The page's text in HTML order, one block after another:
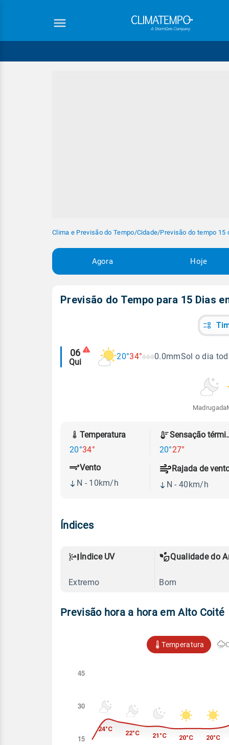
Clima e Previsão do Tempo/Cidade/Previsão do tempo 15
Agora Hoje
Previsão do Tempo para 15 Dias
Alertas
meteorológicos
06
Qui
20°34° 0.0mmSol o dia
Madrugada
Temperatura
20°34°
20°27°
Vento
N - 10km/h
Rajada de
N - 40km/h
Índices
Índice UV
Extremo
Qualidade do
Bom
Previsão hora a hora em Alto Coité
Temperatura